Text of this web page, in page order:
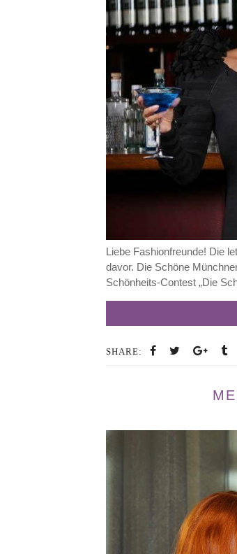
Liebe Fashionfreunde! Die
davor. Die Schöne
Schönheits-Contest „Die
SHARE: